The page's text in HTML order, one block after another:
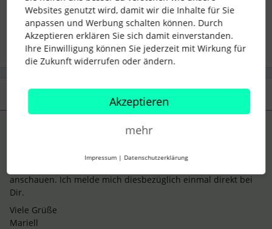
1 Personen gefällt dies
1 Antwort
anschauen. Ich melde mich diesbezüglich einmal direkt bei
Dir.
Viele Grüße
Mariell
Websites genutzt wird, damit wir die Inhalte für Sie
anpassen und Werbung schalten können. Durch
Akzeptieren erklären Sie sich damit einverstanden.
Ihre Einwilligung können Sie jederzeit mit Wirkung für
die Zukunft widerrufen oder ändern.
Akzeptieren
mehr
Impressum | Datenschutzerklärung